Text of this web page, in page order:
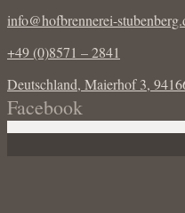
info@hofbrennerei-
+49 (0)8571 – 2841
Deutschland, Maierhof 3,
Facebook